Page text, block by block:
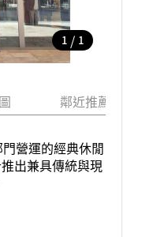
1 / 1
鄰近推薦景點
營運的經典休閒
出兼具傳統與現